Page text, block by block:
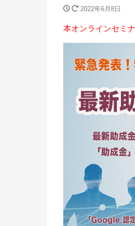
2022年6月8日
本オンラインセミ